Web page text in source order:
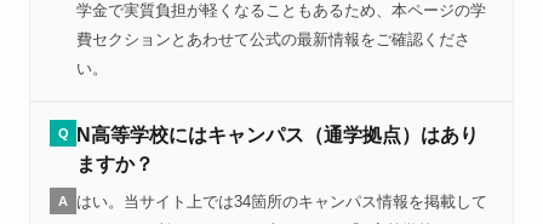
学金で実質負担が軽くなることもあるため、本ページの学
費セクションとあわせて公式の最新情報をご確認くださ
い。
Q
N高等学校にはキャンパス（通学拠点）はあり
ますか？
A
はい。当サイト上では34箇所のキャンパス情報を掲載して